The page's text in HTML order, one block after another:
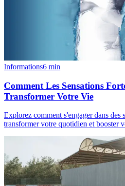
Informations6 min
Comment Les Sensations
Transformer Votre Vie
Explorez comment s'engager dans des
transformer votre quotidien et booster